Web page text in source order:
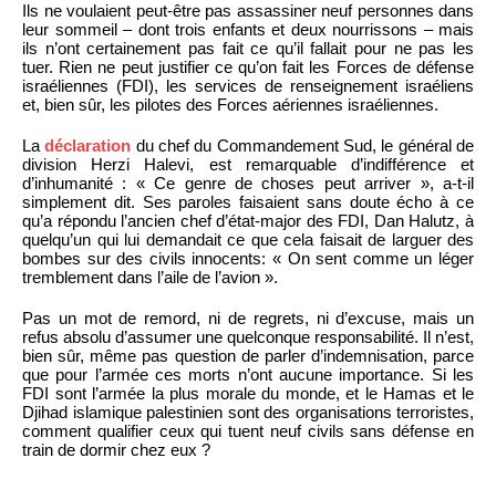
Ils ne voulaient peut-être pas assassiner neuf personnes dans
leur sommeil – dont trois enfants et deux nourrissons – mais
ils n’ont certainement pas fait ce qu’il fallait pour ne pas les
tuer. Rien ne peut justifier ce qu’on fait les Forces de défense
israéliennes (FDI), les services de renseignement israéliens
et, bien sûr, les pilotes des Forces aériennes israéliennes.
Ladéclaration du chef du Commandement Sud, le général de
division Herzi Halevi, est remarquable d’indifférence et
d’inhumanité : « Ce genre de choses peut arriver », a-t-il
simplement dit. Ses paroles faisaient sans doute écho à ce
qu’a répondu l’ancien chef d’état-major des FDI, Dan Halutz, à
quelqu’un qui lui demandait ce que cela faisait de larguer des
bombes sur des civils innocents: « On sent comme un léger
tremblement dans l’aile de l’avion ».
Pas un mot de remord, ni de regrets, ni d’excuse, mais un
refus absolu d’assumer une quelconque responsabilité. Il n’est,
bien sûr, même pas question de parler d’indemnisation, parce
que pour l’armée ces morts n’ont aucune importance. Si les
FDI sont l’armée la plus morale du monde, et le Hamas et le
Djihad islamique palestinien sont des organisations terroristes,
comment qualifier ceux qui tuent neuf civils sans défense en
train de dormir chez eux ?